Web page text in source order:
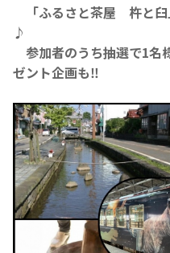
「ふるさと茶屋 杵と臼
♪
参加者のうち抽選で1名
ゼント企画も‼